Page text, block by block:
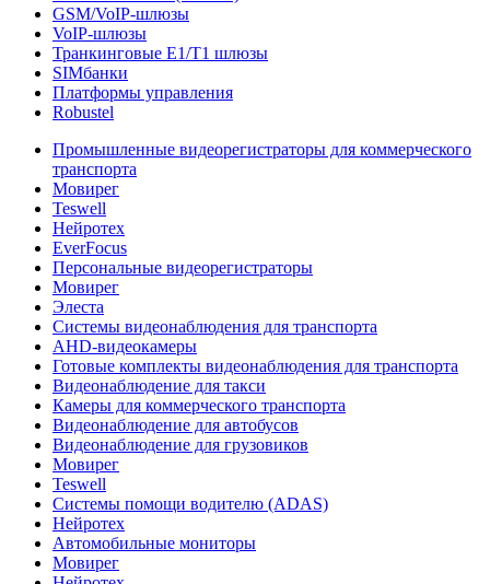
GSM/VoIP-шлюзы
VoIP-шлюзы
Транкинговые E1/T1 шлюзы
SIMбанки
Платформы управления
Robustel
Промышленные видеорегистраторы для коммерческого
транспорта
Мовирег
Teswell
Нейротех
EverFocus
Персональные видеорегистраторы
Мовирег
Элеста
Системы видеонаблюдения для транспорта
AHD-видеокамеры
Готовые комплекты видеонаблюдения для транспорта
Видеонаблюдение для такси
Камеры для коммерческого транспорта
Видеонаблюдение для автобусов
Видеонаблюдение для грузовиков
Мовирег
Teswell
Системы помощи водителю (ADAS)
Нейротех
Автомобильные мониторы
Мовирег